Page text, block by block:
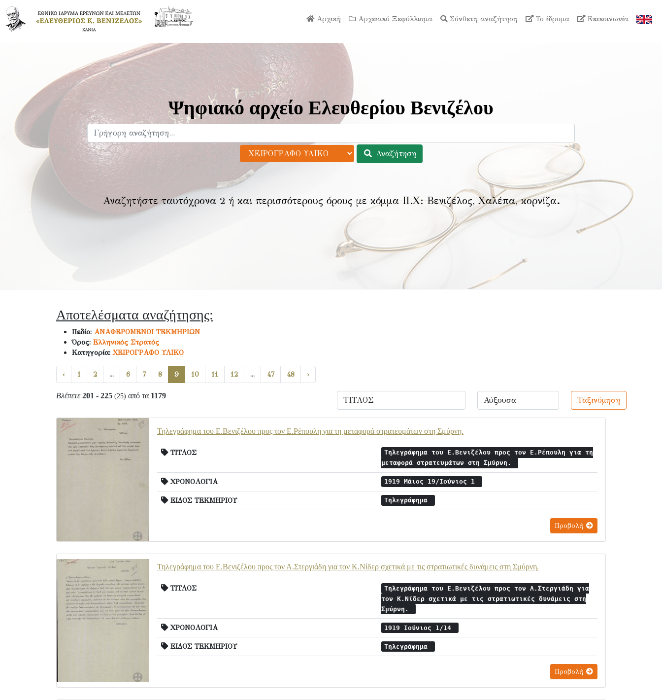
Αρχική Αρχειακό Ξεφύλλισμα Σύνθετη αναζήτηση Το ίδρυμα Επικοινωνία
Ψηφιακό αρχείο Ελευθερίου Βενιζέλου
Αναζήτηση
Αναζητήστε ταυτόχρονα 2 ή και περισσότερους όρους με κόμμα Π.Χ: Βενιζέλος, Χαλέπα, κορνίζα.
Αποτελέσματα αναζήτησης:
Πεδίο: ΑΝΑΦΕΡΟΜΕΝΟΙ ΤΕΚΜΗΡΙΩΝ
Όρος: Ελληνικός Στρατός
Κατηγορία:ΧΕΙΡΟΓΡΑΦΟ ΥΛΙΚΟ
‹ 1 2 ... 6 7 8 9 10 11 12 ... 47 48 ›
Βλέπετε 201 - 225 (25) από τα 1179 Ταξινόμηση
Τηλεγράφημα του Ε.Βενιζέλου προς τον Ε.Ρέπουλη για τη μεταφορά στρατευμάτων στη Σμύρνη.
ΤΙΤΛΟΣ
Τηλεγράφημα του Ε.Βενιζέλου προς τον Ε.Ρέπουλη για τη
μεταφορά στρατευμάτων στη Σμύρνη.
ΧΡΟΝΟΛΟΓΙΑ 1919 Μάιος 19/Ιούνιος 1
ΕΙΔΟΣ ΤΕΚΜΗΡΙΟΥ Τηλεγράφημα
Προβολή
Τηλεγράφημα του Ε.Βενιζέλου προς τον Α.Στεργιάδη για τον Κ.Νίδερ σχετικά με τις στρατιωτικές δυνάμεις στη Σμύρνη.
ΤΙΤΛΟΣ
Τηλεγράφημα του Ε.Βενιζέλου προς τον Α.Στεργιάδη για
τον Κ.Νίδερ σχετικά με τις στρατιωτικές δυνάμεις στη
Σμύρνη.
ΧΡΟΝΟΛΟΓΙΑ 1919 Ιούνιος 1/14
ΕΙΔΟΣ ΤΕΚΜΗΡΙΟΥ Τηλεγράφημα
Προβολή